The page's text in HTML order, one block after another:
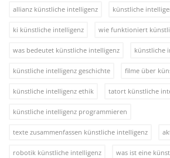
allianz künstliche intelligenz künstliche
ki künstliche intelligenz wie funktioniert
was bedeutet künstliche intelligenz künstliche
künstliche intelligenz geschichte filme über
künstliche intelligenz ethik tatort künstliche
künstliche intelligenz programmieren
texte zusammenfassen künstliche intelligenz
robotik künstliche intelligenz was ist eine